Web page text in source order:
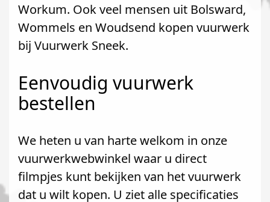
Workum. Ook veel mensen uit Bolsward,
Wommels en Woudsend kopen vuurwerk
bij Vuurwerk Sneek.
Eenvoudig vuurwerk
bestellen
We heten u van harte welkom in onze
vuurwerkwebwinkel waar u direct
filmpjes kunt bekijken van het vuurwerk
dat u wilt kopen. U ziet alle specificaties